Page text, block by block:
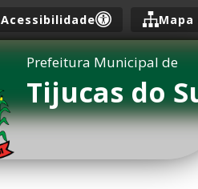
Acessibilidade
Prefeitura Municipal de
Tijucas do